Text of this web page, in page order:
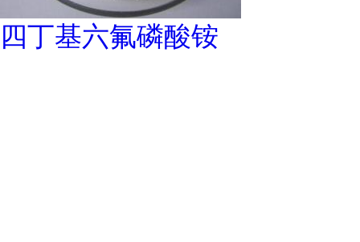
四丁基六氟磷酸铵